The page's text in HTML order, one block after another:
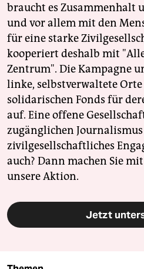
braucht es Zusammenhalt
und vor allem mit den
für eine starke
kooperiert deshalb mit
Zentrum". Die Kampagne
linke, selbstverwaltete
solidarischen Fonds für
auf. Eine offene
zugänglichen
zivilgesellschaftliches
auch? Dann machen Sie
unsere Aktion.
Jetzt